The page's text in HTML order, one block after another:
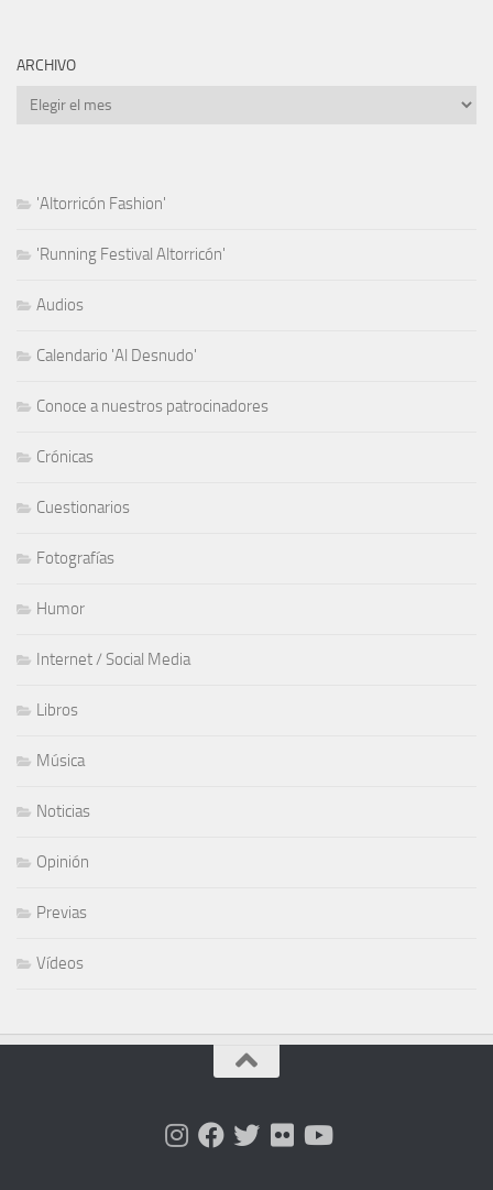
ARCHIVO
Archivo
'Altorricón Fashion'
'Running Festival Altorricón'
Audios
Calendario 'Al Desnudo'
Conoce a nuestros patrocinadores
Crónicas
Cuestionarios
Fotografías
Humor
Internet / Social Media
Libros
Música
Noticias
Opinión
Previas
Vídeos